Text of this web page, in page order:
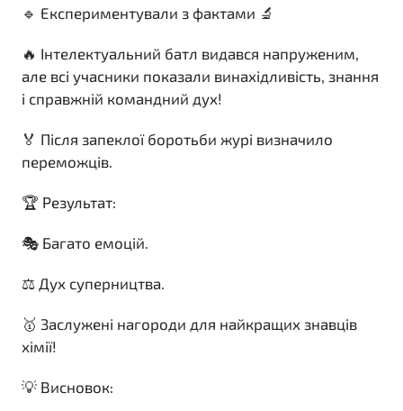
🔹 Експериментували з фактами 🔬
🔥 Інтелектуальний батл видався напруженим,
але всі учасники показали винахідливість, знання
і справжній командний дух!
🏅 Після запеклої боротьби журі визначило
переможців.
🏆 Результат:
🎭 Багато емоцій.
⚖️ Дух суперництва.
🥇 Заслужені нагороди для найкращих знавців
хімії!
💡 Висновок: